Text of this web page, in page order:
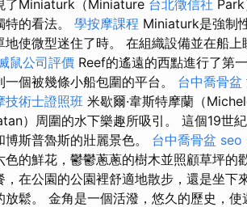
了Miniaturk（Miniature 台北徵信社
特的看法。 學按摩課程 Miniaturk是強制
地使微型迷住了時。 在組織設備並在船
鼠公司評價 Reef的遙遠的西點進行了第
一個被幾條小船包圍的平台。 台中喬骨盆
技術士證照班 米歇爾·韋斯特摩蘭（
）周圍的水下樂趣所吸引。 這個19世
博斯普魯斯的壯麗景色。 台中喬骨盆 seo
色的鮮花，鬱鬱蔥蔥的樹木並照顧草坪的
，在公園的公園裡舒適地散步，還是坐下
放鬆。 金角是一個活潑，悠久的歷史，